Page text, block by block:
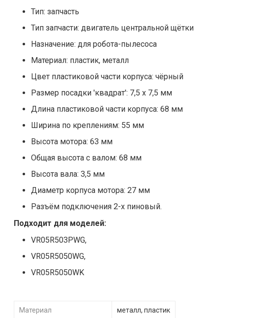
Тип: запчасть
Тип запчасти: двигатель центральной щётки
Назначение: для робота-пылесоса
Материал: пластик, металл
Цвет пластиковой части корпуса: чёрный
Размер посадки 'квадрат': 7,5 х 7,5 мм
Длина пластиковой части корпуса: 68 мм
Ширина по креплениям: 55 мм
Высота мотора: 63 мм
Общая высота с валом: 68 мм
Высота вала: 3,5 мм
Диаметр корпуса мотора: 27 мм
Разъём подключения 2-х пиновый.
Подходит для моделей:
VR05R503PWG,
VR05R5050WG,
VR05R5050WK
Материал металл, пластик